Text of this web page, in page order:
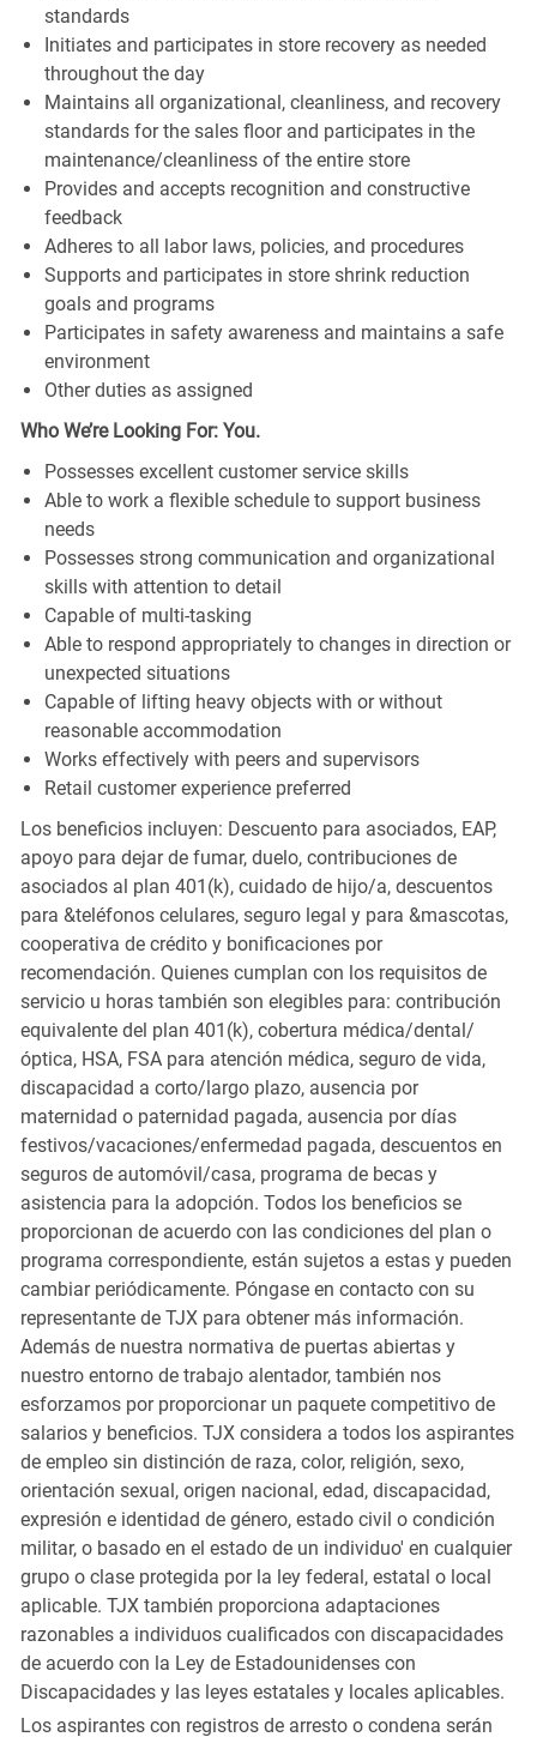
standards
Initiates and participates in store recovery as needed
throughout the day
Maintains all organizational, cleanliness, and recovery
standards for the sales floor and participates in the
maintenance/cleanliness of the entire store
Provides and accepts recognition and constructive
feedback
Adheres to all labor laws, policies, and procedures
Supports and participates in store shrink reduction
goals and programs
Participates in safety awareness and maintains a safe
environment
Other duties as assigned
Who We’re Looking For: You.
Possesses excellent customer service skills
Able to work a flexible schedule to support business
needs
Possesses strong communication and organizational
skills with attention to detail
Capable of multi-tasking
Able to respond appropriately to changes in direction or
unexpected situations
Capable of lifting heavy objects with or without
reasonable accommodation
Works effectively with peers and supervisors
Retail customer experience preferred
Los beneficios incluyen: Descuento para asociados, EAP,
apoyo para dejar de fumar, duelo, contribuciones de
asociados al plan 401(k), cuidado de hijo/a, descuentos
para &teléfonos celulares, seguro legal y para &mascotas,
cooperativa de crédito y bonificaciones por
recomendación. Quienes cumplan con los requisitos de
servicio u horas también son elegibles para: contribución
equivalente del plan 401(k), cobertura médica/dental/
óptica, HSA, FSA para atención médica, seguro de vida,
discapacidad a corto/largo plazo, ausencia por
maternidad o paternidad pagada, ausencia por días
festivos/vacaciones/enfermedad pagada, descuentos en
seguros de automóvil/casa, programa de becas y
asistencia para la adopción. Todos los beneficios se
proporcionan de acuerdo con las condiciones del plan o
programa correspondiente, están sujetos a estas y pueden
cambiar periódicamente. Póngase en contacto con su
representante de TJX para obtener más información.
Además de nuestra normativa de puertas abiertas y
nuestro entorno de trabajo alentador, también nos
esforzamos por proporcionar un paquete competitivo de
salarios y beneficios. TJX considera a todos los aspirantes
de empleo sin distinción de raza, color, religión, sexo,
orientación sexual, origen nacional, edad, discapacidad,
expresión e identidad de género, estado civil o condición
militar, o basado en el estado de un individuo' en cualquier
grupo o clase protegida por la ley federal, estatal o local
aplicable. TJX también proporciona adaptaciones
razonables a individuos cualificados con discapacidades
de acuerdo con la Ley de Estadounidenses con
Discapacidades y las leyes estatales y locales aplicables.
Los aspirantes con registros de arresto o condena serán